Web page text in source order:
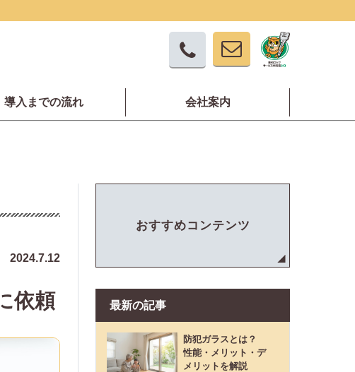
導入までの流れ 会社案内
2024.7.12
依頼
おすすめコンテンツ
最新の記事
防犯ガラスとは？
性能・メリット・デ
メリットを解説